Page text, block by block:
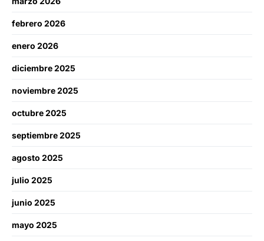
febrero 2026
enero 2026
diciembre 2025
noviembre 2025
octubre 2025
septiembre 2025
agosto 2025
julio 2025
junio 2025
mayo 2025